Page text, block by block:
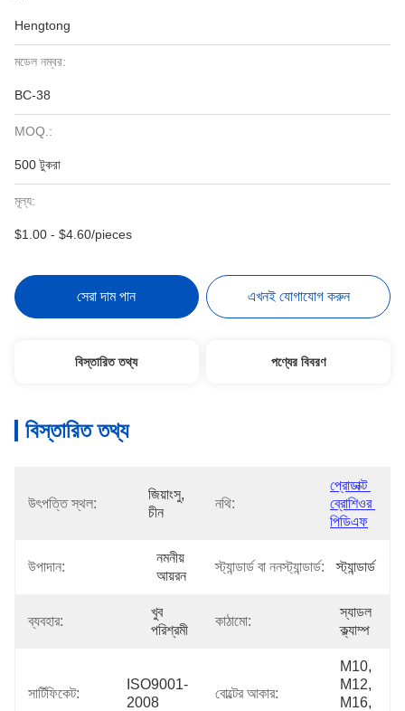
Hengtong
মডেল নম্বর:
BC-38
MOQ.:
500 টুকরা
মূল্য:
$1.00 - $4.60/pieces
সেরা দাম পান এখনই যোগাযোগ করুন
বিস্তারিত তথ্য পণ্যের বিবরণ
বিস্তারিত তথ্য
উৎপত্তি স্থল:
জিয়াংসু,
চীন
নথি:
প্রোডাক্ট
ব্রোশিওর
পিডিএফ
উপাদান:
নমনীয়
আয়রন
স্ট্যান্ডার্ড বা ননস্ট্যান্ডার্ড: স্ট্যান্ডার্ড
ব্যবহার:
খুব
পরিশ্রমী
কাঠামো:
স্যাডল
ক্ল্যাম্প
সার্টিফিকেট:
ISO9001-
2008
বোল্টের আকার:
M10,
M12,
M16,